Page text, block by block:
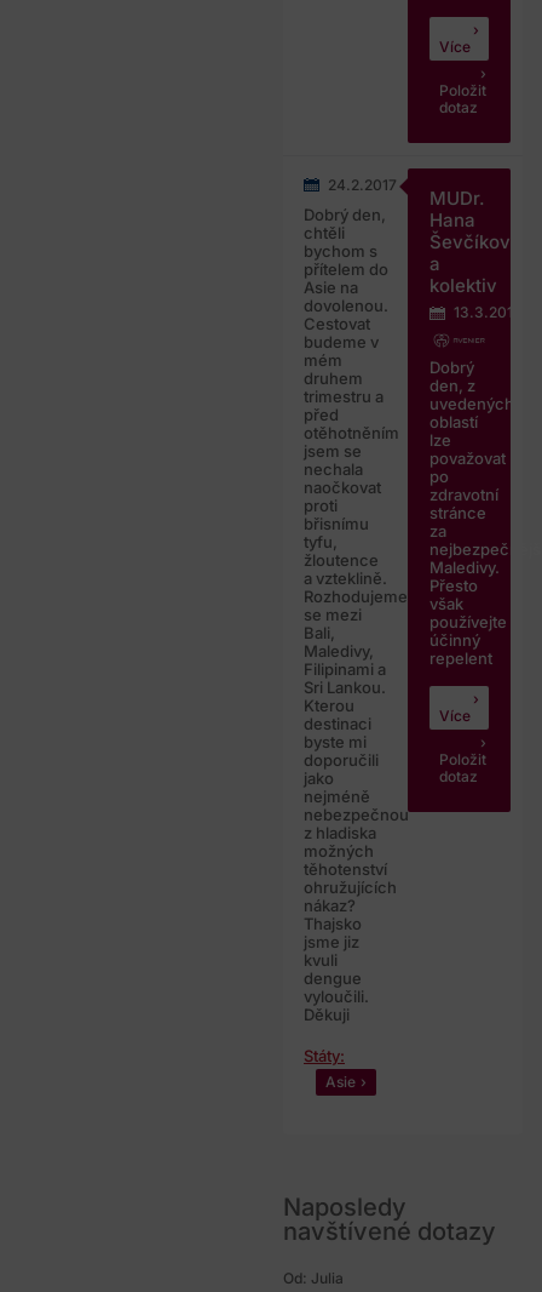
Více
Položit
dotaz
24.2.2017
Dobrý den,
chtěli
bychom s
přítelem do
Asie na
dovolenou.
Cestovat
budeme v
mém
druhem
trimestru a
před
otěhotněním
jsem se
nechala
naočkovat
proti
břisnímu
tyfu,
žloutence
a vzteklině.
Rozhodujeme
se mezi
Bali,
Maledivy,
Filipinami a
Sri Lankou.
Kterou
destinaci
byste mi
doporučili
jako
nejméně
nebezpečnou
z hladiska
možných
těhotenství
ohružujících
nákaz?
Thajsko
jsme jiz
kvuli
dengue
vyloučili.
Děkuji
Státy:
Asie
MUDr.
Hana
Ševčíková
a
kolektiv
13.3.2017
Dobrý
den, z
uvedených
oblastí
lze
považovat
po
zdravotní
stránce
za
Maledivy.
Přesto
však
používejte
účinný
repelent
Více
Položit
dotaz
Naposledy
navštívené dotazy
Od: Julia